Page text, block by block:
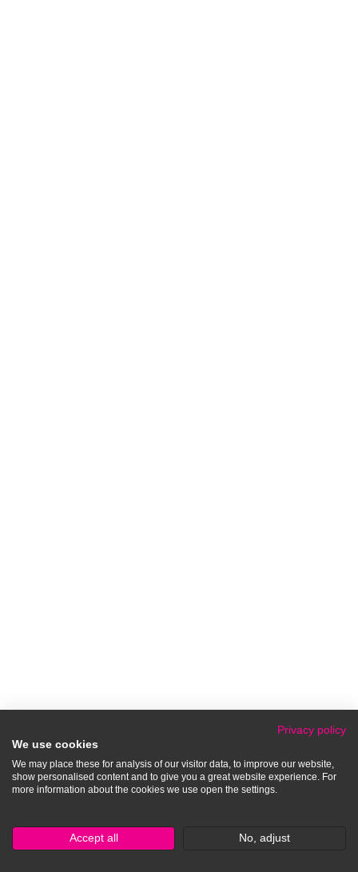
Privacy policy
We use cookies
We may place these for analysis of our visitor data, to improve our website,
show personalised content and to give you a great website experience. For
more information about the cookies we use open the settings.
Accept all No, adjust